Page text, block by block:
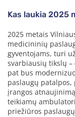
Kas laukia 2025
2025 metais
medicininių
gyventojams, turi
svarbiausių tikslų
pat bus
paslaugų
įrangos
teikiamų
priežiūros